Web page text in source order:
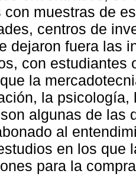
con muestras de
centros de
dejaron fuera las
con estudiantes
la
la
algunas de las
al
en los que
para la